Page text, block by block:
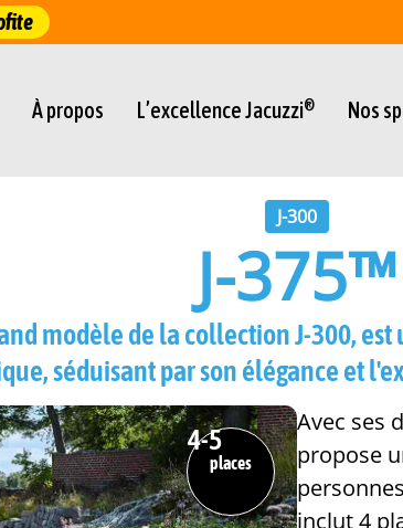
À propos L’excellence Jacuzzi® Nos
J-300
J-375™
modèle de la collection J-300,
séduisant par son élégance et
4-5
places
Avec ses
propose
inclut 4